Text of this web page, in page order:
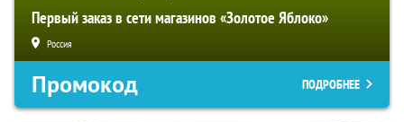
Первый заказ в сети магазинов «Золотое Яблоко»
Россия
Промокод ПОДРОБНЕЕ